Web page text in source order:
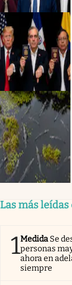
Las más
1Medida Se
personas
ahora en
siempre